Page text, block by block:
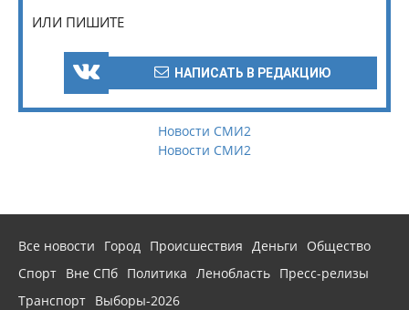
ИЛИ ПИШИТЕ
НАПИСАТЬ В РЕДАКЦИЮ
Новости СМИ2
Новости СМИ2
Все новости Город Происшествия Деньги
Общество
Спорт Вне СПб Политика Ленобласть Пресс-релизы
Транспорт Выборы-2026